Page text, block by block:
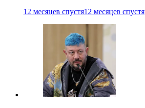
12 месяцев спустя12 месяцев спустя